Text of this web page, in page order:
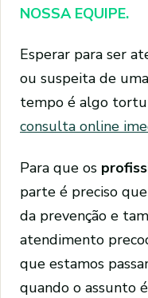
NOSSA EQUIPE.
Esperar para ser
ou suspeita de
tempo é algo
consulta online
Para que os
parte é preciso
da prevenção e
atendimento
que estamos
quando o assunto